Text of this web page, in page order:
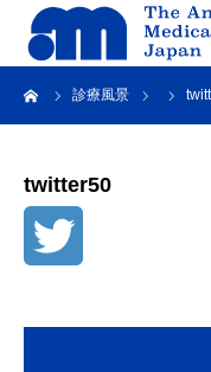
診療風景
twitter50
Home